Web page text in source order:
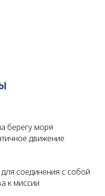
берегу моря
движение
соединения с собой
к миссии